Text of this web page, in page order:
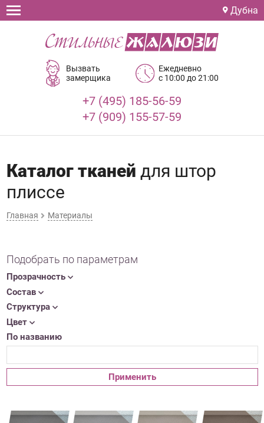
Дубна
Вызвать
замерщика
Ежедневно
с 10:00 до 21:00
+7 (495) 185-56-59
+7 (909) 155-57-59
Каталог тканей для штор
плиссе
Главная Материалы
Подобрать по параметрам
Прозрачность
Состав
Структура
Цвет
По названию
Применить